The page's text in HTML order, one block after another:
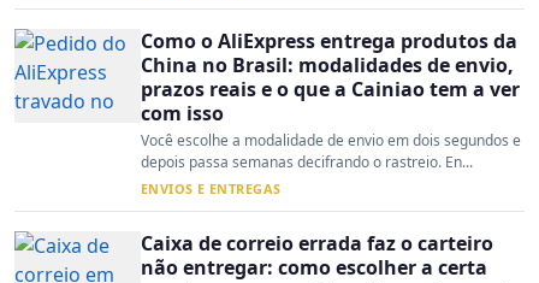
Como o AliExpress entrega produtos da
China no Brasil: modalidades de envio,
prazos reais e o que a Cainiao tem a ver
com isso
Você escolhe a modalidade de envio em dois segundos e
depois passa semanas decifrando o rastreio. En...
ENVIOS E ENTREGAS
Caixa de correio errada faz o carteiro
não entregar: como escolher a certa